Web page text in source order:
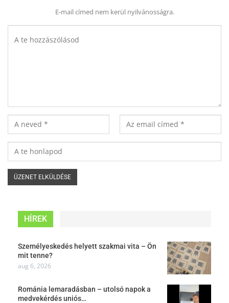
E-mail címed nem kerül nyilvánosságra.
HÍREK
Személyeskedés helyett szakmai vita – Ön
mit tenne?
aug 6, 2026
Románia lemaradásban – utolsó napok a
medvekérdés uniós…